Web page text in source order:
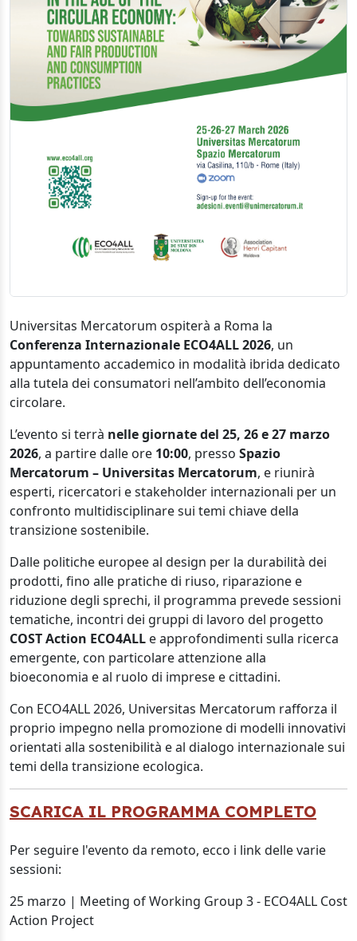
Universitas Mercatorum ospiterà a Roma la
Conferenza Internazionale ECO4ALL 2026, un
appuntamento accademico in modalità ibrida dedicato
alla tutela dei consumatori nell’ambito dell’economia
circolare.
L’evento si terrà nelle giornate del 25, 26 e 27 marzo
2026, a partire dalle ore 10:00, presso Spazio
Mercatorum – Universitas Mercatorum, e riunirà
esperti, ricercatori e stakeholder internazionali per un
confronto multidisciplinare sui temi chiave della
transizione sostenibile.
Dalle politiche europee al design per la durabilità dei
prodotti, fino alle pratiche di riuso, riparazione e
riduzione degli sprechi, il programma prevede sessioni
tematiche, incontri dei gruppi di lavoro del progetto
COST Action ECO4ALL e approfondimenti sulla ricerca
emergente, con particolare attenzione alla
bioeconomia e al ruolo di imprese e cittadini.
Con ECO4ALL 2026, Universitas Mercatorum rafforza il
proprio impegno nella promozione di modelli innovativi
orientati alla sostenibilità e al dialogo internazionale sui
temi della transizione ecologica.
SCARICA IL PROGRAMMA COMPLETO
Per seguire l'evento da remoto, ecco i link delle varie
sessioni:
25 marzo | Meeting of Working Group 3 - ECO4ALL Cost
Action Project